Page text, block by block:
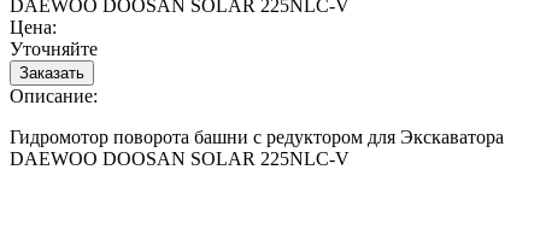
DAEWOO DOOSAN SOLAR 225NLC-V
Цена:
Уточняйте
Описание:
Гидромотор поворота башни с редуктором для Экскаватора
DAEWOO DOOSAN SOLAR 225NLC-V